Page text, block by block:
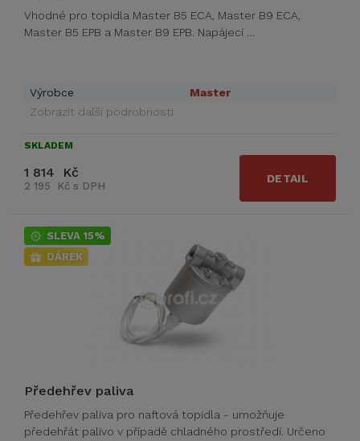
Vhodné pro topidla Master B5 ECA, Master B9 ECA,
Master B5 EPB a Master B9 EPB. Napájecí …
Výrobce
Master
Zobrazit další podrobnosti
SKLADEM
1 814 Kč
2 195 Kč s DPH
DETAIL
SLEVA 15%
DÁREK
Předehřev paliva
Předehřev paliva pro naftová topidla - umožňuje
předehřát palivo v případě chladného prostředí. Určeno